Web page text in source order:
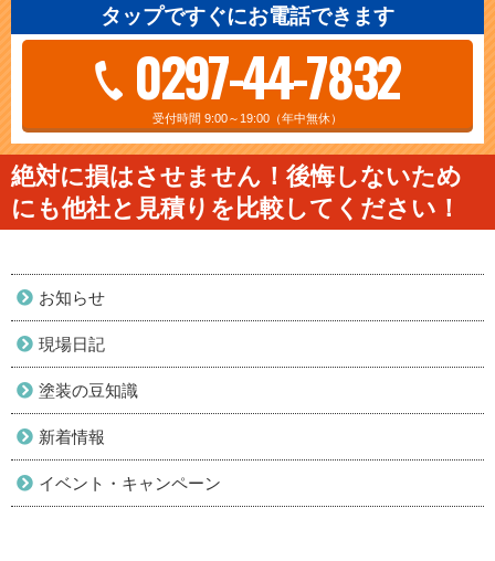
タップですぐにお電話できます
0297-44-7832
受付時間 9:00～19:00（年中無休）
絶対に損はさせません！後悔しないため
にも他社と見積りを比較してください！
お知らせ
現場日記
塗装の豆知識
新着情報
イベント・キャンペーン